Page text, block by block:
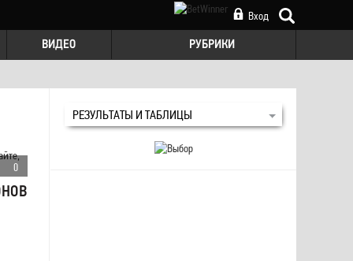
Вход
ВИДЕО
РУБРИКИ
0
РЕЗУЛЬТАТЫ И ТАБЛИЦЫ